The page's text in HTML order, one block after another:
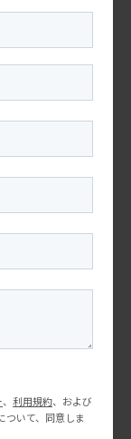
会
たらす、今後
ト（広告主むけ
の新しい広告タ
はまだテスト期